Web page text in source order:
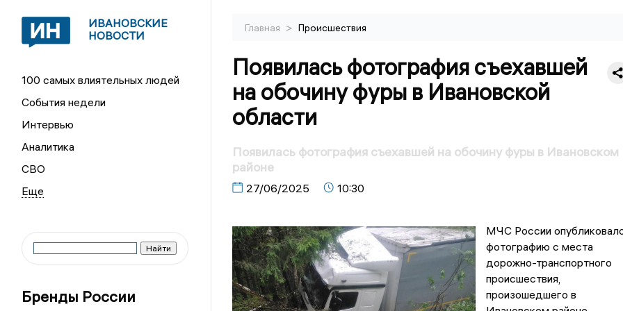
ИВАНОВСКИЕ
НОВОСТИ
100 самых влиятельных людей
События недели
Интервью
Аналитика
СВО
Бренды России
Главная > Происшествия
Появилась фотография съехавшей
на обочину фуры в Ивановской
области
Появилась фотография съехавшей на обочину фуры в Ивановском
районе
27/06/2025 10:30
МЧС России
фотографию с места
дорожно-транспортного
происшествия,
произошедшего в